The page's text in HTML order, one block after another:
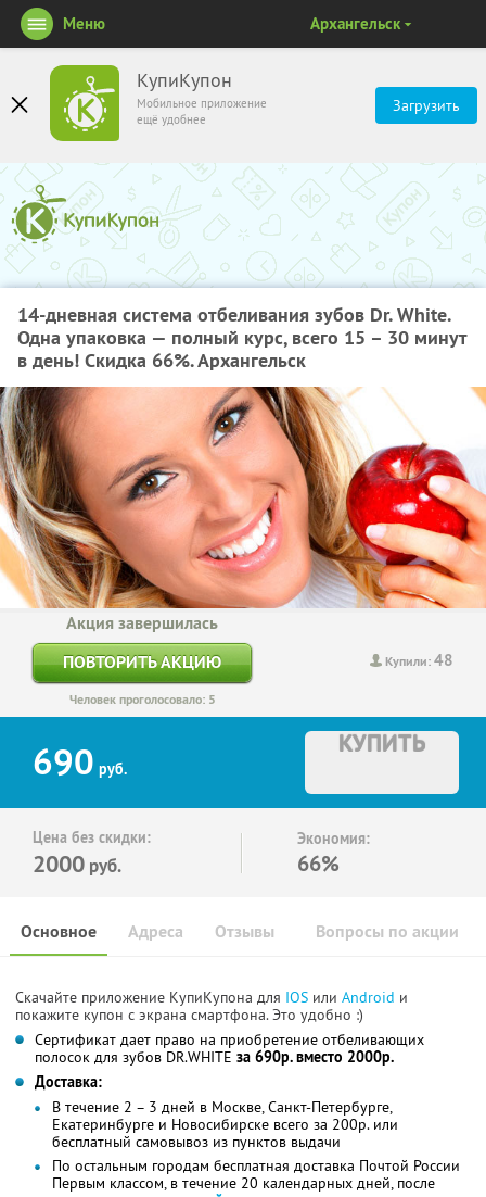
КупиКупон
Мобильное приложение
ещё удобнее
Загрузить
Меню Архангельск
14-дневная система отбеливания зубов Dr. White.
Одна упаковка — полный курс, всего 15 – 30 минут
в день! Скидка 66%. Архангельск
Купили:48
Акция завершилась
ПОВТОРИТЬ АКЦИЮ
Человек проголосовало: 5
690 руб.
КУПИТЬ
Цена без скидки:
2000 руб.
Экономия:
66%
Основное Отзывы Вопросы по акции
Адреса
Скачайте приложение КупиКупона для IOS или Android и
покажите купон с экрана смартфона. Это удобно :)
Сертификат дает право на приобретение отбеливающих
полосок для зубов DR.WHITE за 690р. вместо 2000р.
Доставка:
В течение 2 – 3 дней в Москве, Санкт-Петербурге,
Екатеринбурге и Новосибирске всего за 200р. или
бесплатный самовывоз из пунктов выдачи
По остальным городам бесплатная доставка Почтой России
Первым классом, в течение 20 календарных дней, после